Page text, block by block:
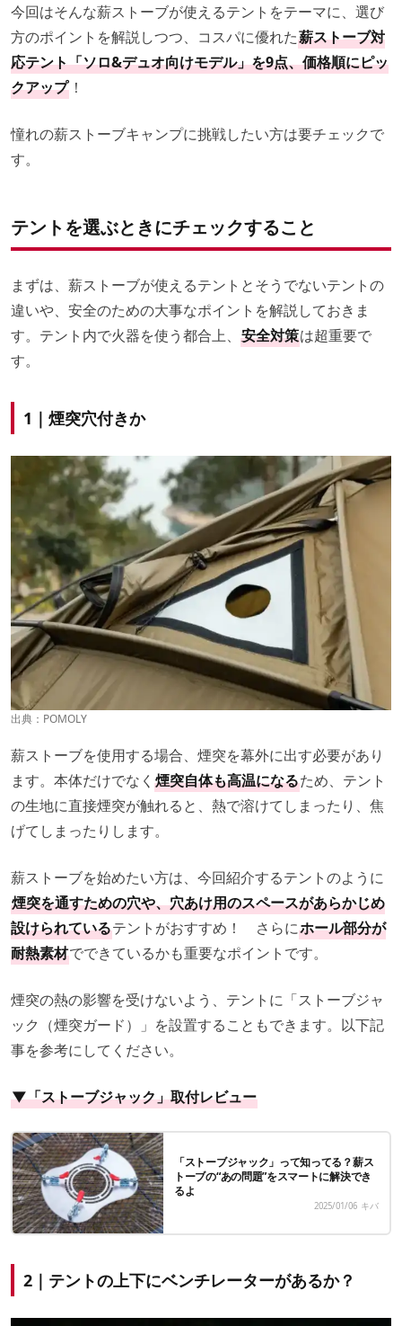
今回はそんな薪ストーブが使えるテントをテーマに、選び
方のポイントを解説しつつ、コスパに優れた薪ストーブ対
応テント「ソロ&デュオ向けモデル」を9点、価格順にピッ
クアップ ！
憧れの薪ストーブキャンプに挑戦したい方は要チェックで
す。
テントを選ぶときにチェックすること
まずは、薪ストーブが使えるテントとそうでないテントの
違いや、安全のための大事なポイントを解説しておきま
す。テント内で火器を使う都合上、 安全対策は超重要で
す。
1｜煙突穴付きか
出典： POMOLY
薪ストーブを使用する場合、煙突を幕外に出す必要があり
ます。本体だけでなく 煙突自体も高温になるため、テント
の生地に直接煙突が触れると、熱で溶けてしまったり、焦
げてしまったりします。
薪ストーブを始めたい方は、今回紹介するテントのように
煙突を通すための穴や、穴あけ用のスペースがあらかじめ
設けられているテントがおすすめ！ さらにホール部分が
耐熱素材でできているかも重要なポイントです。
煙突の熱の影響を受けないよう、テントに「ストーブジャ
ック（煙突ガード）」を設置することもできます。以下記
事を参考にしてください。
▼「ストーブジャック」取付レビュー
「ストーブジャック」って知ってる？薪ス
トーブの“あの問題”をスマートに解決でき
るよ
2025/01/06 キバ
2｜テントの上下にベンチレーターがあるか？